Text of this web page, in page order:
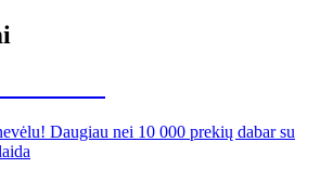
Daugiau nei 10 000 prekių dabar su